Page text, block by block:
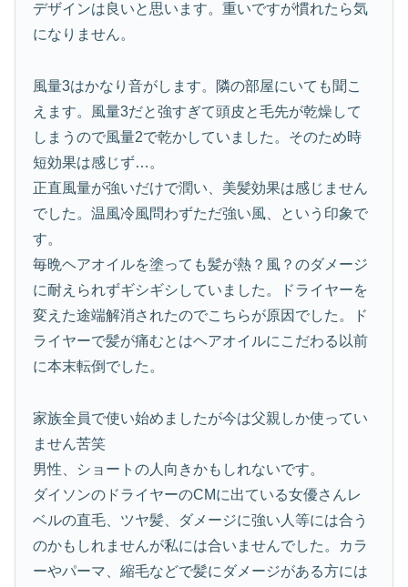
デザインは良いと思います。重いですが慣れたら気
になりません。
風量3はかなり音がします。隣の部屋にいても聞こ
えます。風量3だと強すぎて頭皮と毛先が乾燥して
しまうので風量2で乾かしていました。そのため時
短効果は感じず…。
正直風量が強いだけで潤い、美髪効果は感じません
でした。温風冷風問わずただ強い風、という印象で
す。
毎晩ヘアオイルを塗っても髪が熱？風？のダメージ
に耐えられずギシギシしていました。ドライヤーを
変えた途端解消されたのでこちらが原因でした。ド
ライヤーで髪が痛むとはヘアオイルにこだわる以前
に本末転倒でした。
家族全員で使い始めましたが今は父親しか使ってい
ません苦笑
男性、ショートの人向きかもしれないです。
ダイソンのドライヤーのCMに出ている女優さんレ
ベルの直毛、ツヤ髪、ダメージに強い人等には合う
のかもしれませんが私には合いませんでした。カラ
ーやパーマ、縮毛などで髪にダメージがある方には